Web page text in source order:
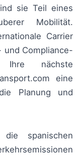
sie Teil eines
Mobilität.
Carrier
und Compliance-
Ihre nächste
eine
Planung und
die spanischen